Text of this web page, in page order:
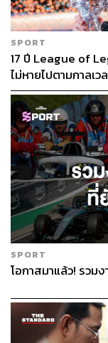
SPORT
17 ปี League of
ไม่หายไปตามกาลเว
SPORT
โอกาสมาแล้ว! รวม